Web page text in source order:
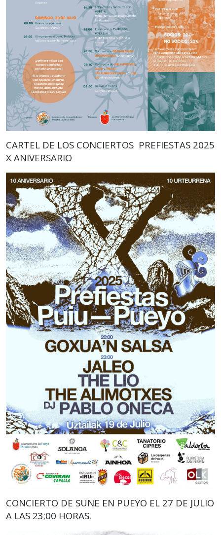
CARTEL DE LOS CONCIERTOS PREFIESTAS 2025
X ANIVERSARIO
CONCIERTO DE SUNE EN PUEYO EL 27 DE JULIO
A LAS 23;00 HORAS.